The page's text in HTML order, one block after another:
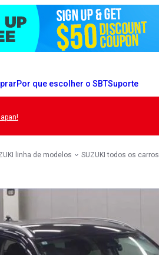
Por que escolher o SBTSuporte
linha de modelos SUZUKI todos os carros